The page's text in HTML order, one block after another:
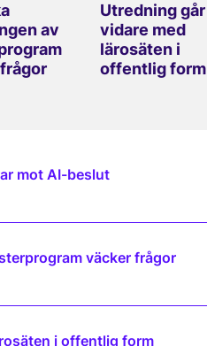
av
Utredning går
vidare med
lärosäten i
offentlig form
mot AI-beslut
väcker frågor
i offentlig form